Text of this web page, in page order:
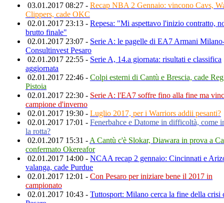
03.01.2017 08:27 - Recap NBA 2 Gennaio: vincono Cavs,
Clippers, cade OKC
02.01.2017 23:13 - Repesa: "Mi aspettavo l'inizio contratto,
brutto finale"
02.01.2017 23:07 - Serie A: le pagelle di EA7 Armani
Consultinvest Pesaro
02.01.2017 22:55 - Serie A, 14.a giornata: risultati e classifica
aggiornata
02.01.2017 22:46 - Colpi esterni di Cantù e Brescia, cade
Pistoia
02.01.2017 22:30 - Serie A: l'EA7 soffre fino alla fine ma
campione d'inverno
02.01.2017 19:30 - Luglio 2017, per i Warriors addii pesanti?
02.01.2017 17:01 - Fenerbahce e Datome in difficoltà, come
la rotta?
02.01.2017 15:31 - A Cantù c'è Slokar, Diawara in prova a
confermato Okereafor
02.01.2017 14:00 - NCAA recap 2 gennaio: Cincinnati e
valanga, cade Purdue
02.01.2017 12:01 - Con Pesaro per iniziare bene il 2017 in
campionato
02.01.2017 10:43 - Tuttosport: Milano cerca la fine della crisi